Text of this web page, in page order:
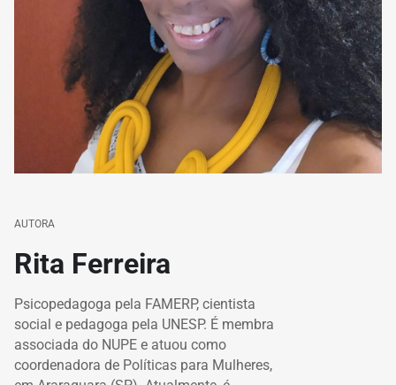
AUTORA
Rita Ferreira
Psicopedagoga pela FAMERP, cientista
social e pedagoga pela UNESP. É membra
associada do NUPE e atuou como
coordenadora de Políticas para Mulheres,